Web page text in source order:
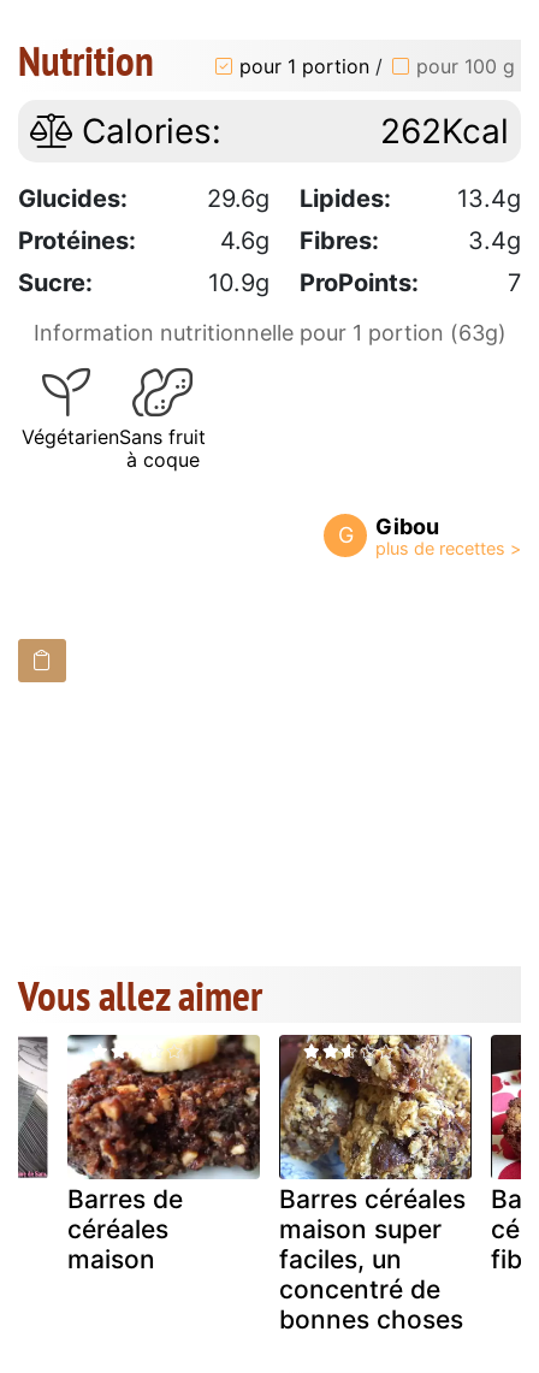
Nutrition pour 1 portion / pour 100 g
Calories: 262Kcal
Glucides: 29.6g Lipides:
13.4g
Protéines:
4.6g Fibres:
3.4g
Sucre:
10.9g ProPoints: 7
Information nutritionnelle pour 1 portion (63g)
VégétarienSans fruit
à coque
G Gibou
Vous allez aimer
Barres de
céréales
maison
Barres céréales
maison super
faciles, un
concentré de
bonnes choses